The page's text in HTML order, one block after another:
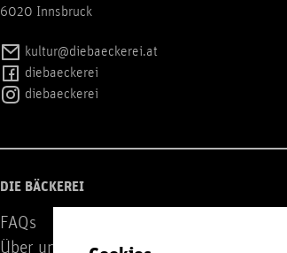
6020 Innsbruck
kultur@diebaeckerei.at
diebaeckerei
diebaeckerei
DIE BÄCKEREI
FAQs
Über uns